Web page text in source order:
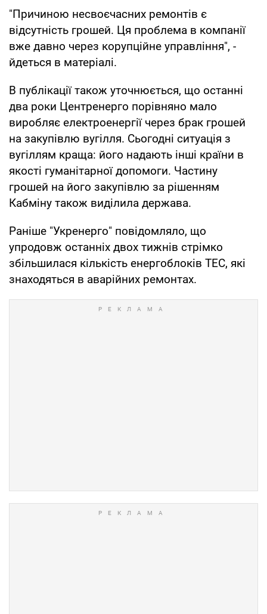
"Причиною несвоєчасних ремонтів є
відсутність грошей. Ця проблема в компанії
вже давно через корупційне управління", -
йдеться в матеріалі.
В публікації також уточнюється, що останні
два роки Центренерго порівняно мало
виробляє електроенергії через брак грошей
на закупівлю вугілля. Сьогодні ситуація з
вугіллям краща: його надають інші країни в
якості гуманітарної допомоги. Частину
грошей на його закупівлю за рішенням
Кабміну також виділила держава.
Раніше "Укренерго" повідомляло, що
упродовж останніх двох тижнів стрімко
збільшилася кількість енергоблоків ТЕС, які
знаходяться в аварійних ремонтах.